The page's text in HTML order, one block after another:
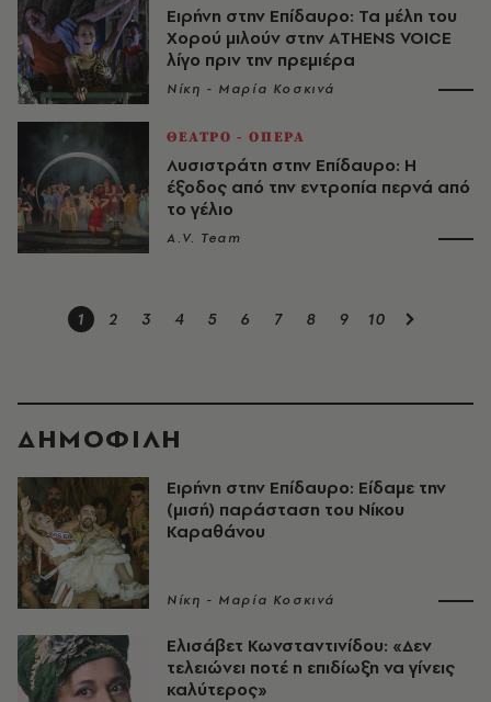
Ειρήνη στην Επίδαυρο: Τα μέλη του
Χορού μιλούν στην AΤHENS VOICE
λίγο πριν την πρεμιέρα
Νίκη - Μαρία Κοσκινά
ΘΕΑΤΡΟ - ΟΠΕΡΑ
Λυσιστράτη στην Επίδαυρο: Η
έξοδος από την εντροπία περνά από
το γέλιο
A.V. Team
1 2 3 4 5 6 7 8 9 10
ΔΗΜΟΦΙΛΗ
Ειρήνη στην Επίδαυρο: Είδαμε την
(μισή) παράσταση του Νίκου
Καραθάνου
Νίκη - Μαρία Κοσκινά
Ελισάβετ Κωνσταντινίδου: «Δεν
τελειώνει ποτέ η επιδίωξη να γίνεις
καλύτερος»